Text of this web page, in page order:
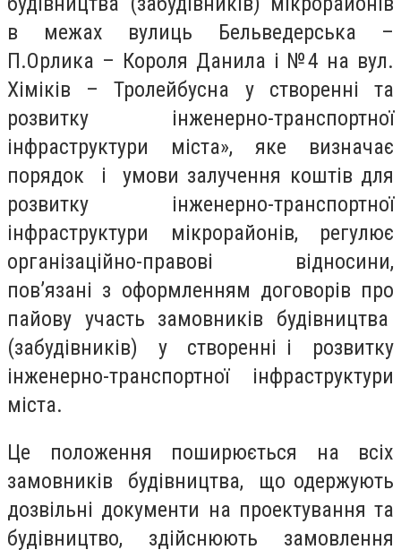
в межах вулиць Бельведерська –
П.Орлика – Короля Данила і №4 на вул.
Хіміків – Тролейбусна у створенні та
розвитку інженерно-транспортної
інфраструктури міста», яке визначає
порядок і умови залучення коштів для
розвитку інженерно-транспортної
інфраструктури мікрорайонів, регулює
організаційно-правові відносини,
пов’язані з оформленням договорів про
пайову участь замовників будівництва
(забудівників) у створенні і розвитку
інженерно-транспортної інфраструктури
міста.
Це положення поширюється на всіх
замовників будівництва, що одержують
дозвільні документи на проектування та
будівництво, здійснюють замовлення